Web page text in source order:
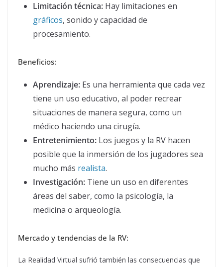
Limitación técnica: Hay limitaciones en
gráficos, sonido y capacidad de
procesamiento.
Beneficios:
Aprendizaje: Es una herramienta que cada vez
tiene un uso educativo, al poder recrear
situaciones de manera segura, como un
médico haciendo una cirugía.
Entretenimiento: Los juegos y la RV hacen
posible que la inmersión de los jugadores sea
mucho más realista.
Investigación: Tiene un uso en diferentes
áreas del saber, como la psicología, la
medicina o arqueología.
Mercado y tendencias de la RV:
La Realidad Virtual sufrió también las consecuencias que